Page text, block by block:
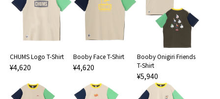
CHUMS Logo T-Shirt
¥4,620
Booby Face T-Shirt
¥4,620
Booby Onigiri Friends
T-Shirt
¥5,940